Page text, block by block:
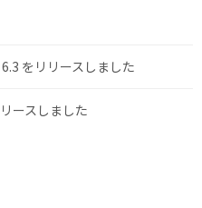
をリリースしました
ースしました